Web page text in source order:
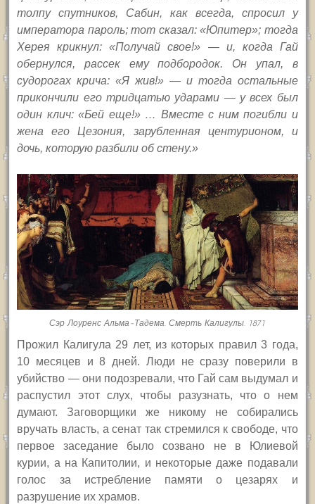
толпу спутников, Сабин, как всегда, спросил у
императора пароль; тот сказал: «Юпитер»; тогда
Херея крикнул: «Получай свое!» — и, когда Гай
обернулся, рассек ему подбородок. Он упал, в
судорогах крича: «Я жив!» — и тогда остальные
прикончили его тридцатью ударами — у всех был
один клич: «Бей еще!» … Вместе с ним погибли и
жена его Цезония, зарубленная центурионом, и
дочь, которую разбили об стену.»
Сэр Лоуренс Альма-Тадема. Смерть Калигулы. 1871
Прожил Калигула 29 лет, из которых правил 3 года,
10 месяцев и 8 дней. Люди не сразу поверили в
убийство — они подозревали, что Гай сам выдумал и
распустил этот слух, чтобы разузнать, что о нем
думают. Заговорщики же никому не собирались
вручать власть, а сенат так стремился к свободе, что
первое заседание было созвано не в Юлиевой
курии, а на Капитолии, и некоторые даже подавали
голос за истребление памяти о цезарях и
разрушение их храмов.